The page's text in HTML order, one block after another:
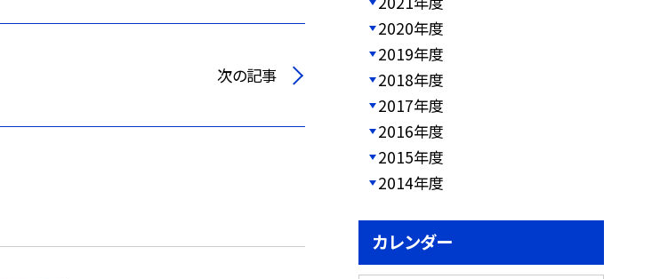
次の記事
2020年度
2019年度
2018年度
2017年度
2016年度
2015年度
2014年度
カレンダー